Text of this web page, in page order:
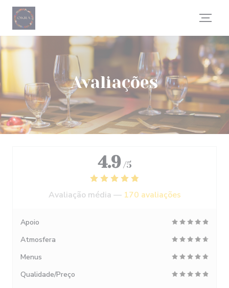
Painel de Gerenciamento de Cookies
Avaliações
4.9 /5
Avaliação média — 170 avaliações
Apoio
Atmosfera
Menus
Qualidade/Preço